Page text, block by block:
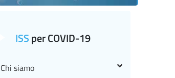
ISSper COVID-19
Chi siamo